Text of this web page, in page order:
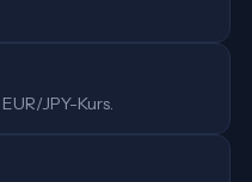
JPY-Kurs.